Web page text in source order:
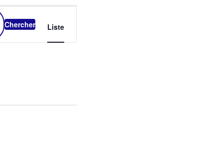
Chercher
DE
Liste